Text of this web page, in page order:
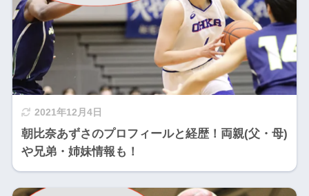
2021年12月4日
朝比奈あずさのプロフィールと経歴！両親(父・母)
や兄弟・姉妹情報も！